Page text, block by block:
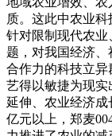
质。这此中农业
针对限制现代农业
题，对我国经济
合作力的科技立
艺得以敏捷为现
延伸、农业经济
亿元以上，郑麦